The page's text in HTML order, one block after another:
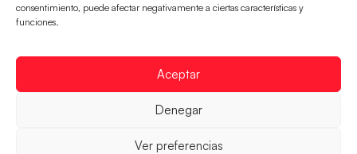
consentimiento, puede afectar negativamente a ciertas características y
funciones.
Aceptar
Denegar
Ver preferencias
Un clásico ante Francia para buscar el
billete a semifinales del EHF EURO 2026
cuartos de final, este jueves a las 17:00h.